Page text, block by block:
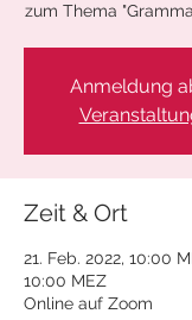
zum Thema
Anmeldung
Zeit & Ort
21. Feb. 2022, 10:00
10:00 MEZ
Online auf Zoom